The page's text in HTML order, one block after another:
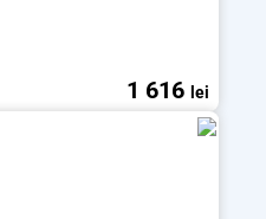
1 616 lei